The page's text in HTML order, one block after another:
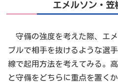
エメルソン・笠
守備の強度を考えた際、エ
ブルで相手を抜けるような選
線で起用方法を考えてみる。
と守備をどちらに重点を置く